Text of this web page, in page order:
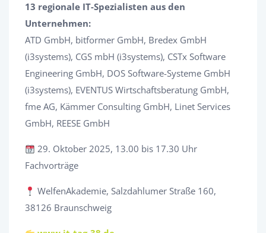
13 regionale IT-Spezialisten aus den
Unternehmen:
ATD GmbH, bitformer GmbH, Bredex GmbH
(i3systems), CGS mbH (i3systems), CSTx Software
Engineering GmbH, DOS Software-Systeme GmbH
(i3systems), EVENTUS Wirtschaftsberatung GmbH,
fme AG, Kämmer Consulting GmbH, Linet Services
GmbH, REESE GmbH
29. Oktober 2025, 13.00 bis 17.30 Uhr
Fachvorträge
WelfenAkademie, Salzdahlumer Straße 160,
38126 Braunschweig